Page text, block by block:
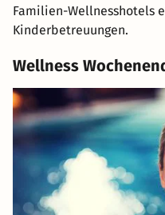
Familien-Wellnesshotels
Kinderbetreuungen.
Wellness